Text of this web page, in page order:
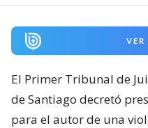
VER
El Primer Tribunal de
de Santiago decretó
para el autor de una